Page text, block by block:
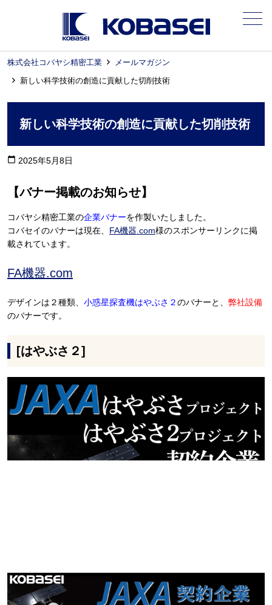
メニュー
株式会社コバヤシ精密工業
メールマガジン
新しい科学技術の創造に貢献した切削技術
新しい科学技術の創造に貢献した切削技術
calendar_today 2025年5月8日
【バナー掲載のお知らせ】
コバヤシ精密工業の企業バナーを作製いたしました。
コバセイのバナーは現在、 FA機器.com様のスポンサーリンクに掲
載されています。
FA機器.com
デザインは２種類、 小惑星探査機はやぶさ２のバナーと、 弊社設備
のバナーです。
[はやぶさ２]